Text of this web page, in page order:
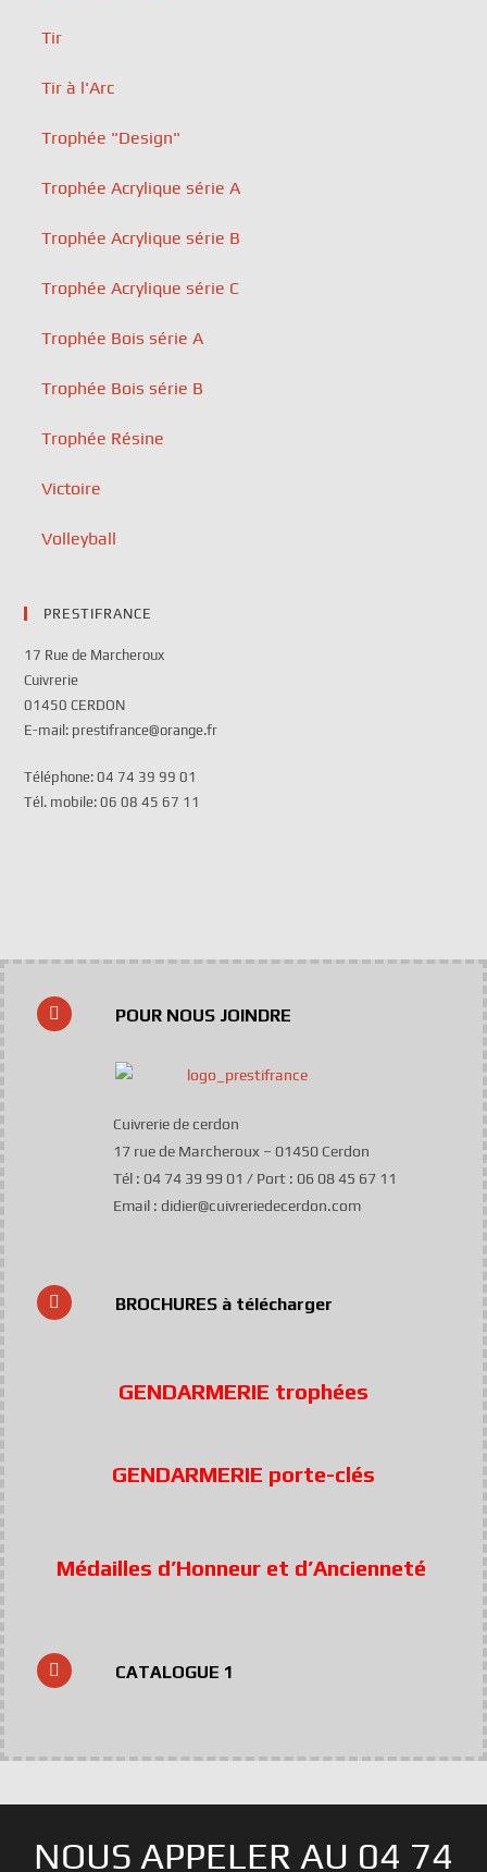
Tir
Tir à l'Arc
Trophée "Design"
Trophée Acrylique série A
Trophée Acrylique série B
Trophée Acrylique série C
Trophée Bois série A
Trophée Bois série B
Trophée Résine
Victoire
Volleyball
PRESTIFRANCE
17 Rue de Marcheroux
Cuivrerie
01450 CERDON
E-mail: prestifrance@orange.fr
Téléphone: 04 74 39 99 01
Tél. mobile: 06 08 45 67 11
POUR NOUS JOINDRE
Cuivrerie de cerdon
17 rue de Marcheroux – 01450 Cerdon
Tél : 04 74 39 99 01 / Port : 06 08 45 67 11
Email : didier@cuivreriedecerdon.com
BROCHURES à télécharger
GENDARMERIE trophées
GENDARMERIE porte-clés
Médailles d’Honneur et d’Ancienneté
CATALOGUE 1
NOUS APPELER AU 04 74